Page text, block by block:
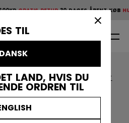
TIL
LAND, HVIS DU
ORDREN TIL
animation.
GRATIS RETUR30 DAGES ÅBENT KØB
Gratis retur 30
Beskyttelsesudstyr